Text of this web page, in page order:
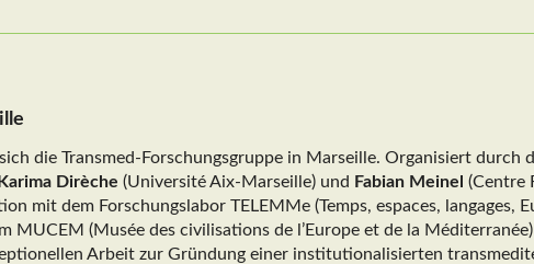
die Transmed-Forschungsgruppe in Marseille. Organisiert durch
Karima Dirèche (Université Aix-Marseille) und Fabian Meinel (Centre
mit dem Forschungslabor TELEMMe (Temps, espaces, langages,
MUCEM (Musée des civilisations de l’Europe et de la
Arbeit zur Gründung einer institutionalisierten